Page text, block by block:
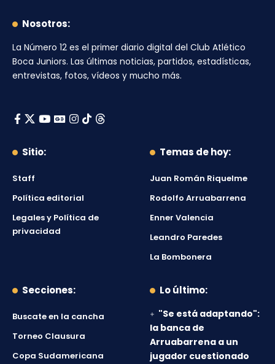
Nosotros:
La Número 12 es el primer diario digital del Club Atlético
Boca Juniors. Las últimas noticias, partidos, estadísticas,
entrevistas, fotos, vídeos y mucho más.
Sitio:
Staff
Política editorial
Legales y Política de
privacidad
Temas de hoy:
Juan Román Riquelme
Rodolfo Arruabarrena
Enner Valencia
Leandro Paredes
La Bombonera
Secciones:
Buscate en la cancha
Torneo Clausura
Copa Sudamericana
Lo último:
"Se está adaptando":
la banca de
Arruabarrena a un
jugador cuestionado